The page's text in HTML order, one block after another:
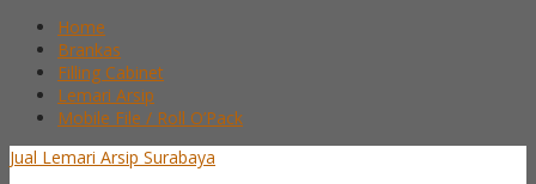
Home
Brankas
Filling Cabinet
Lemari Arsip
Mobile File / Roll O’Pack
Jual Lemari Arsip Surabaya